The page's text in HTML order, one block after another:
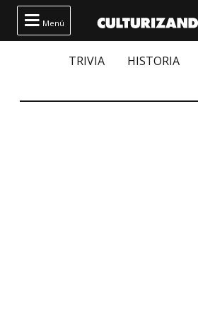
 Menú
TRIVIA HISTORIA